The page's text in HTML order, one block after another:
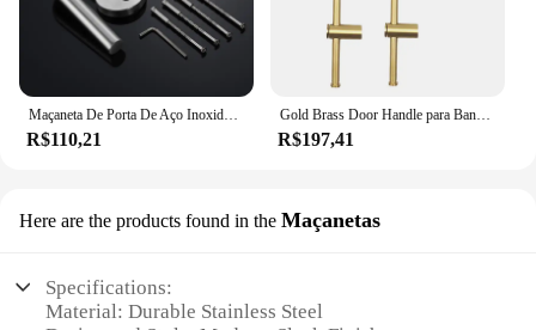
R$110,21
Gold Brass Door Handle para Banheiro, Banheiro, Porta De Vidro Puxa, Bar Handles, Hardware
R$197,41
Here are the products found in the Maçanetas
Specifications:
Material: Durable Stainless Steel